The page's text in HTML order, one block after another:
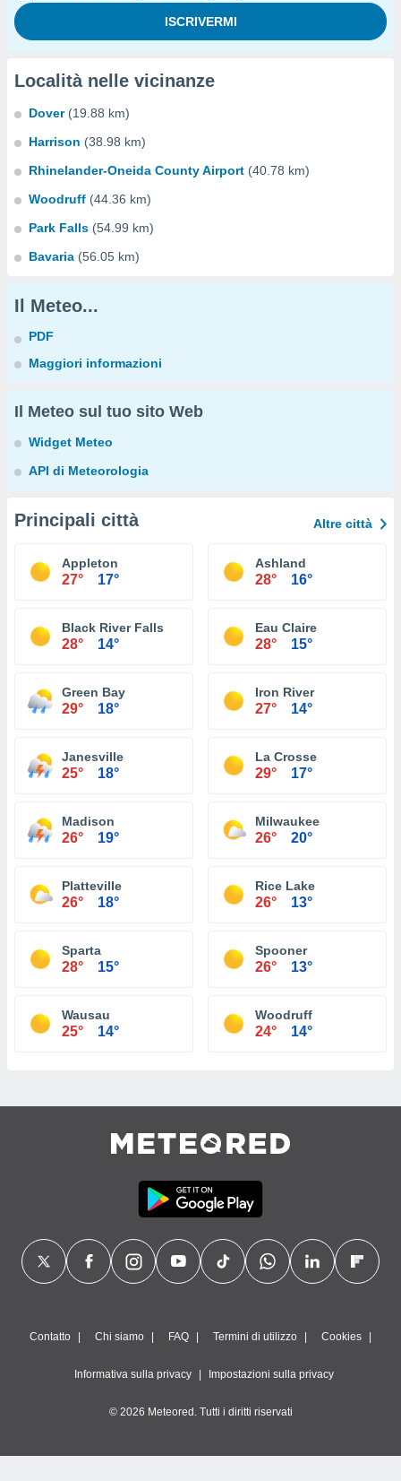
Località nelle vicinanze
Dover (19.88 km)
Harrison (38.98 km)
Rhinelander-Oneida County Airport (40.78 km)
Woodruff (44.36 km)
Park Falls (54.99 km)
Bavaria (56.05 km)
Il Meteo...
PDF
Maggiori informazioni
Il Meteo sul tuo sito Web
Widget Meteo
API di Meteorologia
Principali città Altre città
Appleton
27° 17°
Ashland
28° 16°
Black River Falls
28° 14°
Eau Claire
28° 15°
Green Bay
29° 18°
Iron River
27° 14°
Janesville
25° 18°
La Crosse
29° 17°
Madison
26° 19°
Milwaukee
26° 20°
Platteville
26° 18°
Rice Lake
26° 13°
Sparta
28° 15°
Spooner
26° 13°
Wausau
25° 14°
Woodruff
24° 14°
Contatto Chi siamo FAQ Termini di utilizzo Cookies
Informativa sulla privacy Impostazioni sulla privacy
© 2026 Meteored. Tutti i diritti riservati